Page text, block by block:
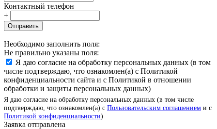
Контактный телефон
+
Отправить
Необходимо заполнить поля:
Не правильно указаны поля:
Я даю согласие на обработку персональных данных (в том
числе подтверждаю, что ознакомлен(а) с Политикой
конфиденциальности сайта и с Политикой в отношении
обработки и защиты персональных данных)
Я даю согласие на обработку персональных данных (в том числе
подтверждаю, что ознакомлен(а) с Пользовательским соглашением и с
Политикой конфиденциальности)
Заявка отправлена